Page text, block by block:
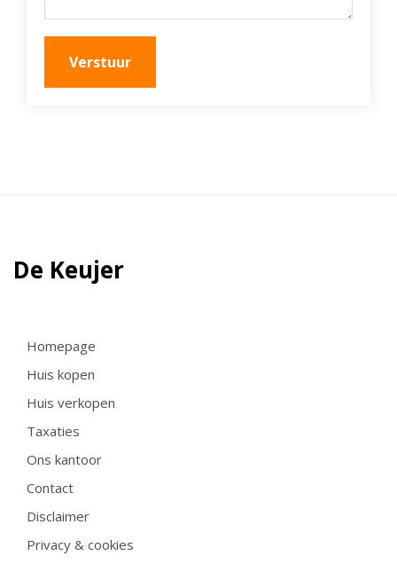
Verstuur
De Keujer
Homepage
Huis kopen
Huis verkopen
Taxaties
Ons kantoor
Contact
Disclaimer
Privacy & cookies